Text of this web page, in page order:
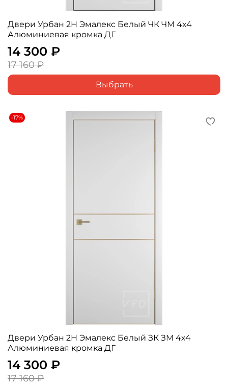
Двери Урбан 2H Эмалекс Белый ЧК ЧМ 4x4
Алюминиевая кромка ДГ
14 300 ₽
17 160 ₽
Выбрать
-17%
Двери Урбан 2H Эмалекс Белый ЗК ЗM 4х4
Алюминиевая кромка ДГ
14 300 ₽
17 160 ₽